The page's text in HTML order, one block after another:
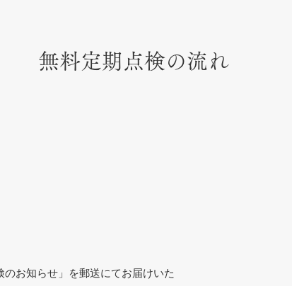
無料定期点検の流れ
お知らせ」を郵送にてお届けいた